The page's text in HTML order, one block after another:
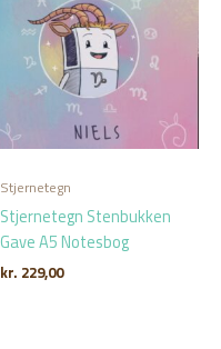
Stjernetegn
Stjernetegn Stenbukken
Gave A5 Notesbog
kr. 229,00